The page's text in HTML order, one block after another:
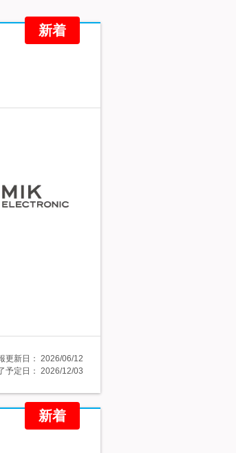
新着
更新日： 2026/06/12
予定日： 2026/12/03
新着